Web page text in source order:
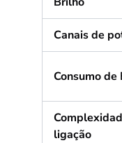
Canais de
Consumo de
ligação